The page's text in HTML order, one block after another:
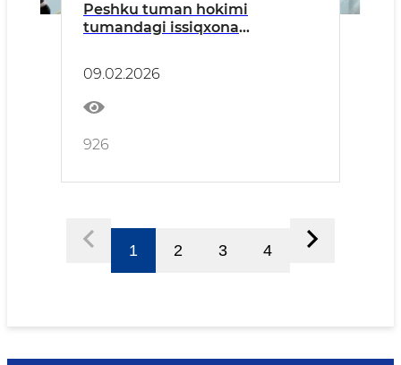
Peshku tuman hokimi
tumandagi issiqxona
09.02.2026
926
1 2 3 4